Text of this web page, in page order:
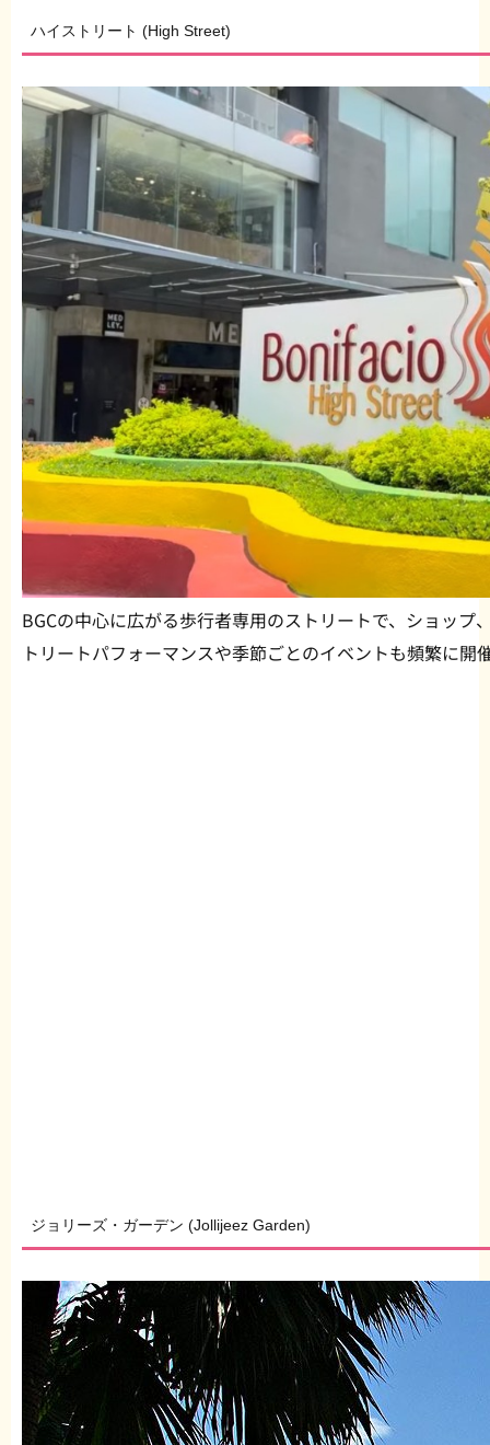
ハイストリート (High Street)
BGCの中心に広がる歩行者専用のストリートで、ショップ
トリートパフォーマンスや季節ごとのイベントも頻繁に
ジョリーズ・ガーデン (Jollijeez Garden)